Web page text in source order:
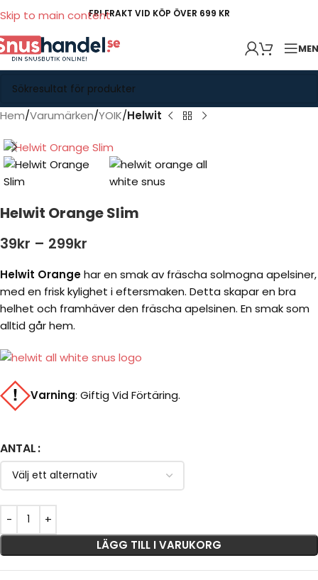
Skip to main contentFRI FRAKT VID KÖP ÖVER 699 KR
Hem Varumärken YOIK Helwit
Helwit Orange Slim
39kr – 299kr
Helwit Orangehar en smak av fräscha solmogna apelsiner,
med en frisk kylighet i eftersmaken. Detta skapar en bra
helhet och framhäver den fräscha apelsinen. En smak som
alltid går hem.
Varning: Giftig Vid Förtäring.
ANTAL
LÄGG TILL I VARUKORG